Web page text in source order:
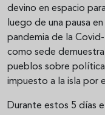
devino en espacio
luego de una pausa
pandemia de la
como sede
pueblos sobre
impuesto a la isla por
Durante estos 5 días